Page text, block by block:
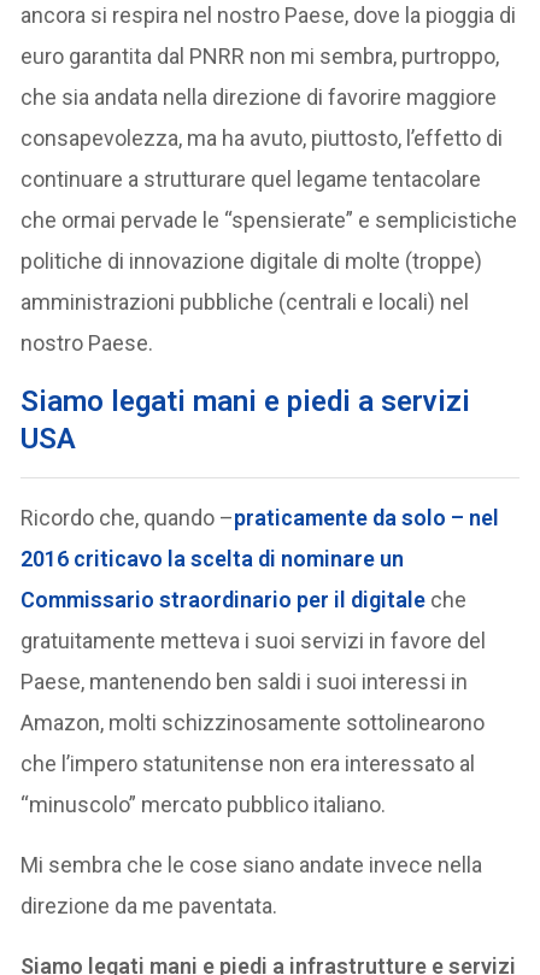
ancora si respira nel nostro Paese, dove la pioggia di
euro garantita dal PNRR non mi sembra, purtroppo,
che sia andata nella direzione di favorire maggiore
consapevolezza, ma ha avuto, piuttosto, l’effetto di
continuare a strutturare quel legame tentacolare
che ormai pervade le “spensierate” e semplicistiche
politiche di innovazione digitale di molte (troppe)
amministrazioni pubbliche (centrali e locali) nel
nostro Paese.
Siamo legati mani e piedi a servizi
USA
Ricordo che, quando –praticamente da solo – nel
2016 criticavo la scelta di nominare un
Commissario straordinario per il digitale che
gratuitamente metteva i suoi servizi in favore del
Paese, mantenendo ben saldi i suoi interessi in
Amazon, molti schizzinosamente sottolinearono
che l’impero statunitense non era interessato al
“minuscolo” mercato pubblico italiano.
Mi sembra che le cose siano andate invece nella
direzione da me paventata.
Siamo legati mani e piedi a infrastrutture e servizi